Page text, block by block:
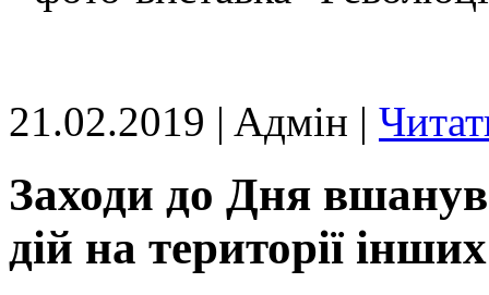
21.02.2019 | Aдмін |
Заходи до Дня
дій на території